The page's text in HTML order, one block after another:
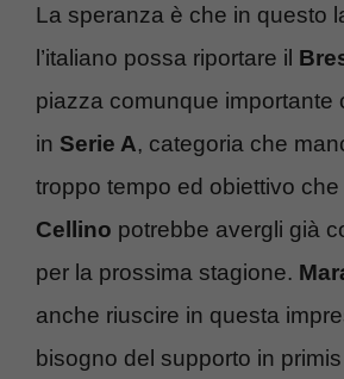
La speranza è che in questo
l’italiano possa riportare il
piazza comunque importante
in Serie A, categoria che
troppo tempo ed obiettivo
Cellino potrebbe avergli già
per la prossima stagione.
anche riuscire in questa
bisogno del supporto in